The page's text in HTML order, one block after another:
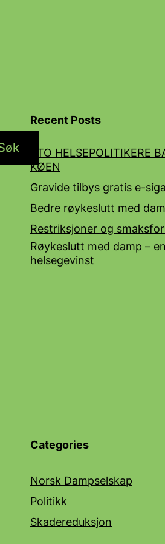
Recent Posts
STO HELSEPOLITIKERE
KØEN
Gravide tilbys gratis e-
Bedre røykeslutt med
Restriksjoner og
Røykeslutt med damp –
helsegevinst
Categories
Norsk Dampselskap
Politikk
Skadereduksjon